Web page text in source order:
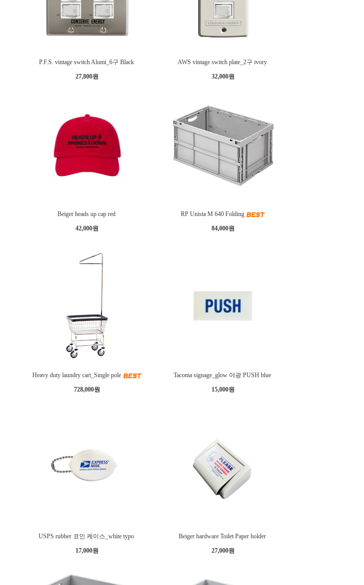
P.F.S. vintage switch Alumi_6구 Black
27,800원
AWS vintage switch plate_2구 ivory
32,000원
Beiger heads up cap red
42,000원
RP Unista M 640 Folding
84,000원
Heavy duty laundry cart_Single pole
728,000원
Tacoma signage_glow 야광 PUSH blue
15,000원
USPS rubber 코인 케이스_white typo
17,000원
Beiger hardware Toilet Paper holder
27,000원